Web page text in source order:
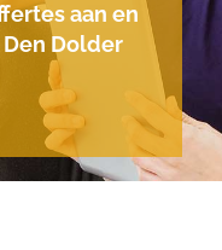
aan en
Dolder